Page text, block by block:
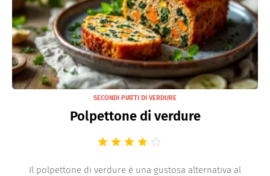
SECONDI PIATTI DI VERDURE
Polpettone di verdure
Il polpettone di verdure è una gustosa alternativa al